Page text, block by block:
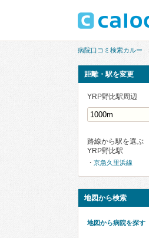
病院口コミ検索カルー
距離・駅を変更
YRP野比駅周辺
路線から駅を選ぶ
YRP野比駅
京急久里浜線
地図から検索
地図から病院を探す